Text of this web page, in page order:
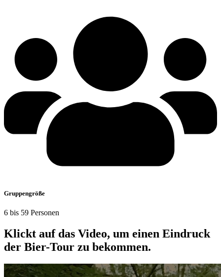
Grup­pen­größe
6 bis 59 Per­sonen
Klickt auf das Video, um einen Ein­druck
der Bier-Tour zu bekommen.